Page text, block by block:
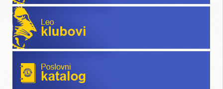
Leo klubovi